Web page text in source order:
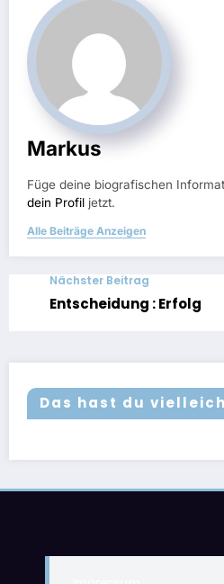
Markus
Füge deine biografischen
dein Profil jetzt.
Alle Beiträge Anzeigen
Nächster Beitrag
Entscheidung : Erfolg
Das hast du